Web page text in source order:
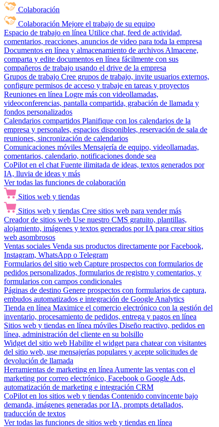
Colaboración
Colaboración Mejore el trabajo de su equipo
Espacio de trabajo en línea Utilice chat, feed de actividad,
comentarios, reacciones, anuncios de video para toda la empresa
Documentos en línea y almacenamiento de archivos Almacene,
comparta y edite documentos en línea fácilmente con sus
compañeros de trabajo usando el drive de la empresa
Grupos de trabajo Cree grupos de trabajo, invite usuarios externos,
configure permisos de acceso y trabaje en tareas y proyectos
Reuniones en línea Logre más con videollamadas,
videoconferencias, pantalla compartida, grabación de llamada y
fondos personalizados
Calendarios compartidos Planifique con los calendarios de la
empresa y personales, espacios disponibles, reservación de sala de
reuniones, sincronización de calendarios
Comunicaciones móviles Mensajería de equipo, videollamadas,
comentarios, calendario, notificaciones donde sea
CoPilot en el chat Fuente ilimitada de ideas, textos generados por
IA, lluvia de ideas y más
Ver todas las funciones de colaboración
Sitios web y tiendas
Sitios web y tiendas Cree sitios web para vender más
Creador de sitios web Use nuestro CMS gratuito, plantillas,
alojamiento, imágenes y textos generados por IA para crear sitios
web asombrosos
Ventas sociales Venda sus productos directamente por Facebook,
Instagram, WhatsApp o Telegram
Formularios del sitio web Capture prospectos con formularios de
pedidos personalizados, formularios de registro y comentarios, y
formularios con campos condicionales
Páginas de destino Genere prospectos con formularios de captura,
embudos automatizados e integración de Google Analytics
Tienda en línea Maximice el comercio electrónico con la gestión del
inventario, procesamiento de pedidos, entrega y pagos en línea
Sitios web y tiendas en línea móviles Diseño reactivo, pedidos en
línea, administración del cliente en su bolsillo
Widget del sitio web Habilite el widget para chatear con visitantes
del sitio web, use mensajerías populares y acepte solicitudes de
devolución de llamada
Herramientas de marketing en línea Aumente las ventas con el
marketing por correo electrónico, Facebook o Google Ads,
automatización de marketing e integración CRM
CoPilot en los sitios web y tiendas Contenido convincente bajo
demanda, imágenes generadas por IA, prompts detallados,
traducción de textos
Ver todas las funciones de sitios web y tiendas en línea